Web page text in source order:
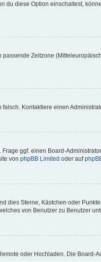
du diese Option einschaltest,
Zeitzone
Kontaktiere einen
ggf. einen Board-
von phpBB Limited oder auf
dies Sterne, Kästchen oder
von Benutzer zu Benutzer
oder Hochladen. Die